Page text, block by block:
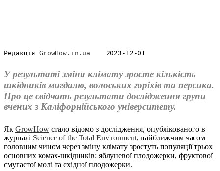
Редакція GrowHow.in.ua 2023-12-01
У результаті зміни клімату зросте кількість
шкідників мигдалю, волоських горіхів та персика.
Про це свідчать результати дослідження групи
вчених з Каліфорнійського університету.
Як GrowHow стало відомо з дослідження, опублікованого в
журналі Science of the Total Environment, найближчим часом
головним чином через зміну клімату зростуть популяції трьох
основних комах-шкідників: яблуневої плодожерки, фруктової
смугастої молі та східної плодожерки.